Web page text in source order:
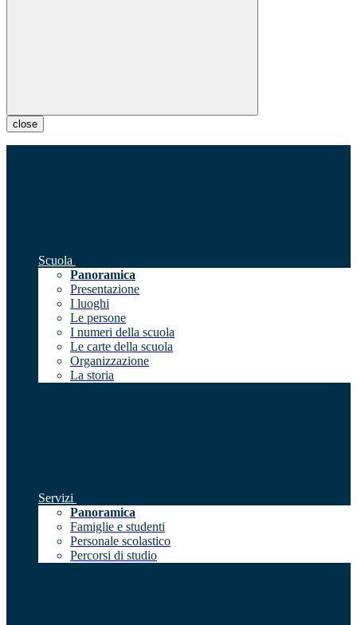
close
Scuola
Panoramica
Presentazione
I luoghi
Le persone
I numeri della scuola
Le carte della scuola
Organizzazione
La storia
Servizi
Panoramica
Famiglie e studenti
Personale scolastico
Percorsi di studio